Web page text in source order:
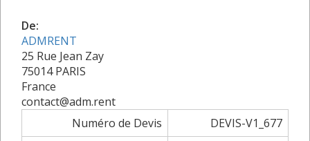
De:
ADMRENT
25 Rue Jean Zay
75014 PARIS
France
contact@adm.rent
Numéro de Devis
DEVIS-V1_677